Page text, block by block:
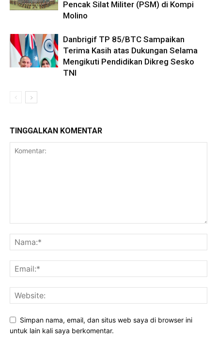
Pencak Silat Militer (PSM) di Kompi
Molino
Danbrigif TP 85/BTC Sampaikan
Terima Kasih atas Dukungan Selama
Mengikuti Pendidikan Dikreg Sesko
TNI
TINGGALKAN KOMENTAR
Simpan nama, email, dan situs web saya di browser ini
untuk lain kali saya berkomentar.